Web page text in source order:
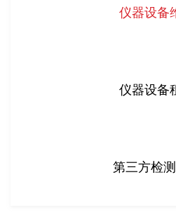
仪器设备
仪器设备
第三方检